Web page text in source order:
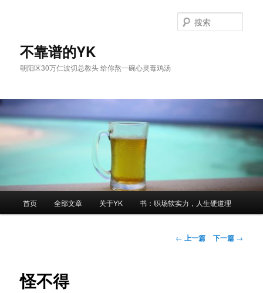
不靠谱的YK
朝阳区30万仁波切总教头 给你熬一碗心灵毒鸡汤
索
首页 全部文章 关于YK 书：职场软实力，人生硬道理
文← 上一篇 下一篇 →
怪不得